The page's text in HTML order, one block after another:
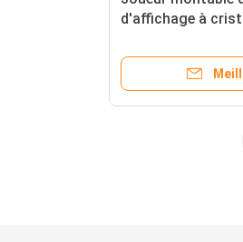
d'affichage à
pour l'entrée de